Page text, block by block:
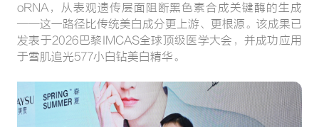
oRNA，从表观遗传层面阻断黑色素合成关键酶的生成
——这一路径比传统美白成分更上游、更根源。该成果已
发表于2026巴黎IMCAS全球顶级医学大会，并成功应用
于雪肌追光577小白钻美白精华。